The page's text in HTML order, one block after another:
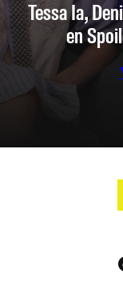
Tessa Ia,
en